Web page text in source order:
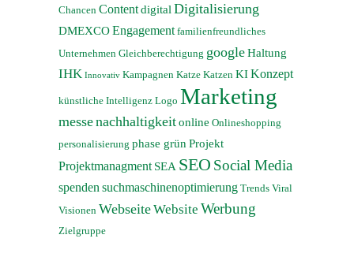
Chancen Contentdigital Digitalisierung
DMEXCOEngagement familienfreundliches
Unternehmen Gleichberechtigung googleHaltung
IHK Innovativ Kampagnen Katze Katzen KIKonzept
künstliche Intelligenz Logo Marketing
messenachhaltigkeitonline Onlineshopping
personalisierung phase grün Projekt
Projektmanagment SEA SEO Social Media
spenden suchmaschinenoptimierung Trends Viral
Visionen WebseiteWebsite Werbung
Zielgruppe